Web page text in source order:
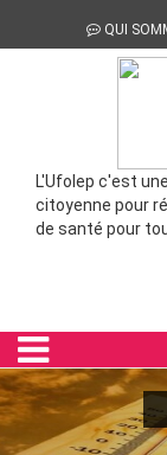
QUI
L'Ufolep c'est
citoyenne pour
de santé pour
Le calendrier
Cliquez
Cliquez sur
Vous pouvez
Les bureaux de